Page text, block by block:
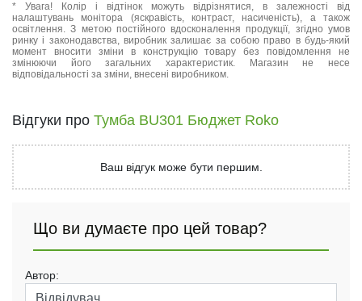
* Увага! Колір і відтінок можуть відрізнятися, в залежності від
налаштувань монітора (яскравість, контраст, насиченість), а також
освітлення. З метою постійного вдосконалення продукції, згідно умов
ринку і законодавства, виробник залишає за собою право в будь-який
момент вносити зміни в конструкцію товару без повідомлення не
змінюючи його загальних характеристик. Магазин не несе
відповідальності за зміни, внесені виробником.
Відгуки про Тумба BU301 Бюджет Roko
Ваш відгук може бути першим.
Що ви думаєте про цей товар?
Автор: